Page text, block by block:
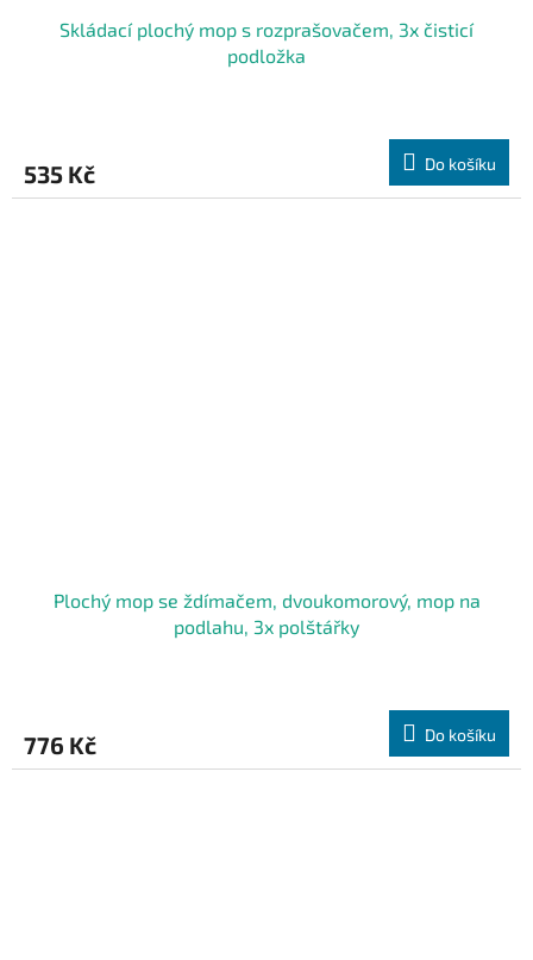
Skládací plochý mop s rozprašovačem, 3x čisticí
podložka
535 Kč Do košíku
Plochý mop se ždímačem, dvoukomorový, mop na
podlahu, 3x polštářky
776 Kč Do košíku